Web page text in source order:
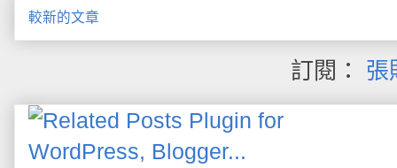
較新的文章
訂閱： 張